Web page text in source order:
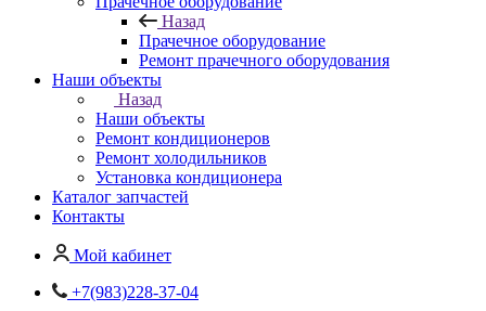
Назад
Прачечное оборудование
Ремонт прачечного оборудования
Наши объекты
Назад
Наши объекты
Ремонт кондиционеров
Ремонт холодильников
Установка кондиционера
Каталог запчастей
Контакты
Мой кабинет
+7(983)228-37-04